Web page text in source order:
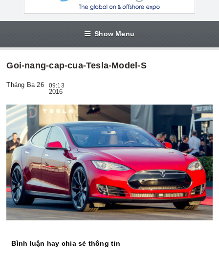
Show Menu
Goi-nang-cap-cua-Tesla-Model-S
Tháng Ba 26 09:13
2016
Bình luận hay chia sẻ thông tin